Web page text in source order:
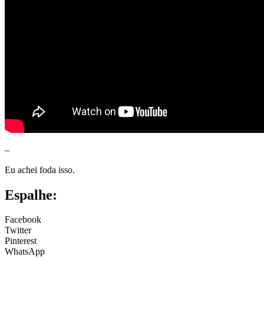
–
Eu achei foda isso.
Espalhe:
Facebook
Twitter
Pinterest
WhatsApp